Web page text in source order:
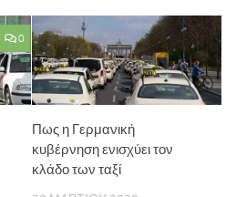
0
Πως η Γερμανική
κυβέρνηση ενισχύει τον
κλάδο των ταξί